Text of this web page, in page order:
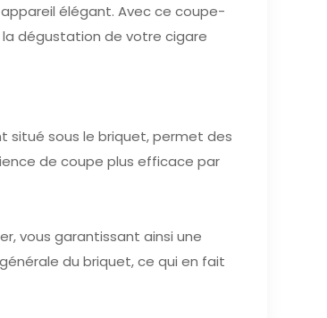
élégant. Avec ce coupe-
dégustation de votre cigare
situé sous le briquet, permet des
de coupe plus efficace par
vous garantissant ainsi une
du briquet, ce qui en fait